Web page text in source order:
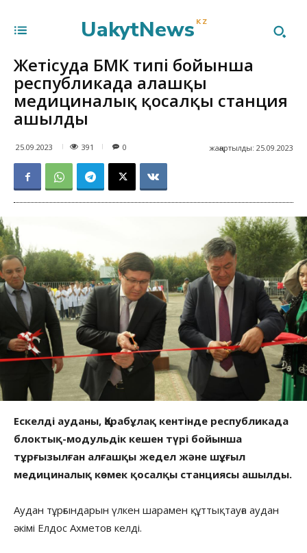
UakytNews KZ
Жетісуда БМК типі бойынша
республикада алғашқы
медициналық қосалқы станция
ашылды
25.09.2023 391 жаңартылды: 25.09.2023
0
Ескелді ауданы, Қарабұлақ кентінде республикада
блоктық-модульдік кешен түрі бойынша
тұрғызылған алғашқы жедел және шұғыл
медициналық көмек қосалқы станциясы ашылды.
Аудан тұрғындарын үлкен шарамен құттықтауға аудан
әкімі Елдос Ахметов келді.